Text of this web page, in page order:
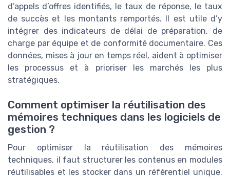
d’appels d’offres identifiés, le taux de réponse, le taux
de succès et les montants remportés. Il est utile d’y
intégrer des indicateurs de délai de préparation, de
charge par équipe et de conformité documentaire. Ces
données, mises à jour en temps réel, aident à optimiser
les processus et à prioriser les marchés les plus
stratégiques.
Comment optimiser la réutilisation des
mémoires techniques dans les logiciels de
gestion ?
Pour optimiser la réutilisation des mémoires
techniques, il faut structurer les contenus en modules
réutilisables et les stocker dans un référentiel unique.